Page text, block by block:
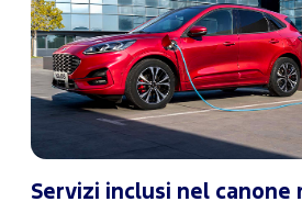
Servizi inclusi nel canone